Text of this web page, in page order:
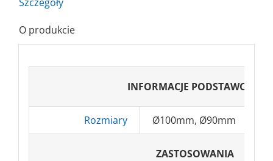
O produkcie
INFORMACJE PODSTAWOWE
Rozmiary Ø100mm, Ø90mm
ZASTOSOWANIA